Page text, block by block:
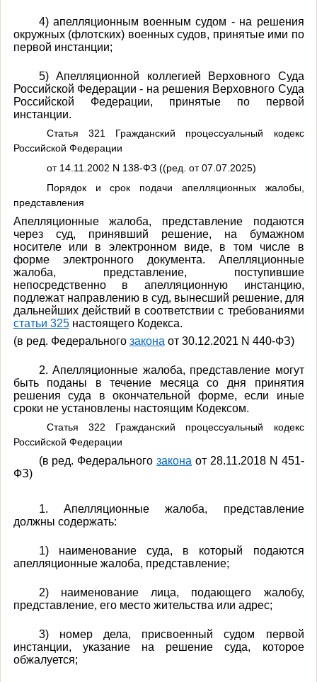
4) апелляционным военным судом - на решения
окружных (флотских) военных судов, принятые ими по
первой инстанции;
5) Апелляционной коллегией Верховного Суда
Российской Федерации - на решения Верховного Суда
Российской Федерации, принятые по первой
инстанции.
Статья 321 Гражданский процессуальный кодекс
Российской Федерации
от 14.11.2002 N 138-ФЗ ((ред. от 07.07.2025)
Порядок и срок подачи апелляционных жалобы,
представления
Апелляционные жалоба, представление подаются
через суд, принявший решение, на бумажном
носителе или в электронном виде, в том числе в
форме электронного документа. Апелляционные
жалоба, представление, поступившие
непосредственно в апелляционную инстанцию,
подлежат направлению в суд, вынесший решение, для
дальнейших действий в соответствии с требованиями
статьи 325настоящего Кодекса.
(в ред. Федерального законаот 30.12.2021 N 440-ФЗ)
2. Апелляционные жалоба, представление могут
быть поданы в течение месяца со дня принятия
решения суда в окончательной форме, если иные
сроки не установлены настоящим Кодексом.
Статья 322 Гражданский процессуальный кодекс
Российской Федерации
(в ред. Федеральногозакона от 28.11.2018 N 451-
ФЗ)
1. Апелляционные жалоба, представление
должны содержать:
1) наименование суда, в который подаются
апелляционные жалоба, представление;
2) наименование лица, подающего жалобу,
представление, его место жительства или адрес;
3) номер дела, присвоенный судом первой
инстанции, указание на решение суда, которое
обжалуется;